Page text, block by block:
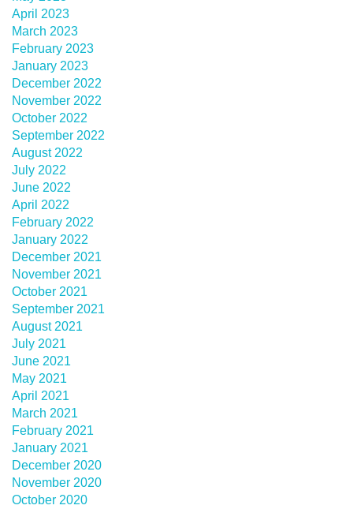
April 2023
March 2023
February 2023
January 2023
December 2022
November 2022
October 2022
September 2022
August 2022
July 2022
June 2022
April 2022
February 2022
January 2022
December 2021
November 2021
October 2021
September 2021
August 2021
July 2021
June 2021
May 2021
April 2021
March 2021
February 2021
January 2021
December 2020
November 2020
October 2020